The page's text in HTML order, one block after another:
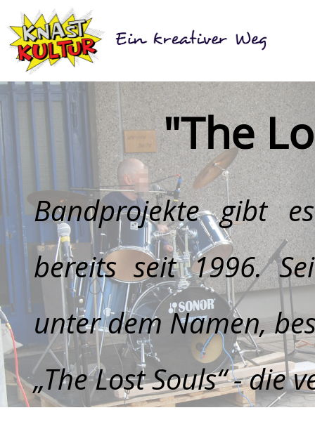
"The
Bandprojekte gibt
bereits seit 1996.
unter dem Namen,
„The Lost Souls“ - die